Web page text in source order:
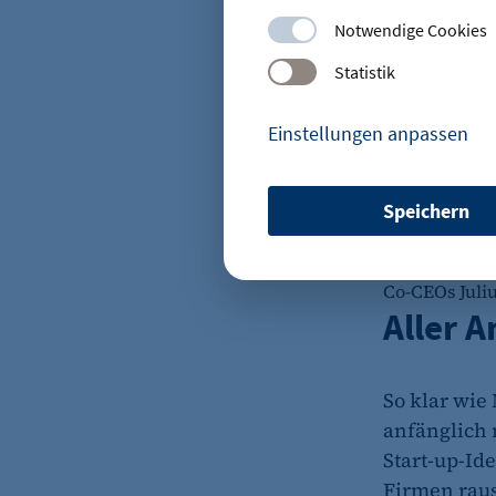
Notwendige Cookies
Statistik
Einstellungen anpassen
etracker Sitzungs-Cookie
Name:
Cookie Laufzeit:
Speichern
Co-CEOs
Aller
So klar wie
anfänglich
Start-up-
Firmen